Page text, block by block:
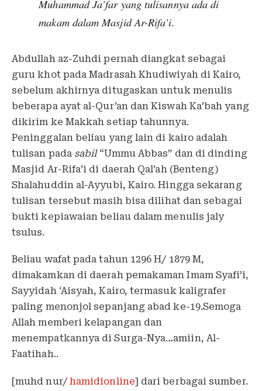
Muhammad Ja’far yang tulisannya ada di
makam dalam Masjid Ar-Rifa’i.
Abdullah az-Zuhdi pernah diangkat sebagai
guru khot pada Madrasah Khudiwiyah di Kairo,
sebelum akhirnya ditugaskan untuk menulis
beberapa ayat al-Qur’an dan Kiswah Ka’bah yang
dikirim ke Makkah setiap tahunnya.
Peninggalan beliau yang lain di kairo adalah
tulisan pada sabil“Ummu Abbas” dan di dinding
Masjid Ar-Rifa’i di daerah Qal’ah (Benteng)
Shalahuddin al-Ayyubi, Kairo. Hingga sekarang
tulisan tersebut masih bisa dilihat dan sebagai
bukti kepiawaian beliau dalam menulis jaly
tsulus.
Beliau wafat pada tahun 1296 H/ 1879 M,
dimakamkan di daerah pemakaman Imam Syafi’i,
Sayyidah ‘Aisyah, Kairo, termasuk kaligrafer
paling menonjol sepanjang abad ke-19.Semoga
Allah memberi kelapangan dan
menempatkannya di Surga-Nya…amiin, Al-
Faatihah..
[muhd nur/hamidionline] dari berbagai sumber.